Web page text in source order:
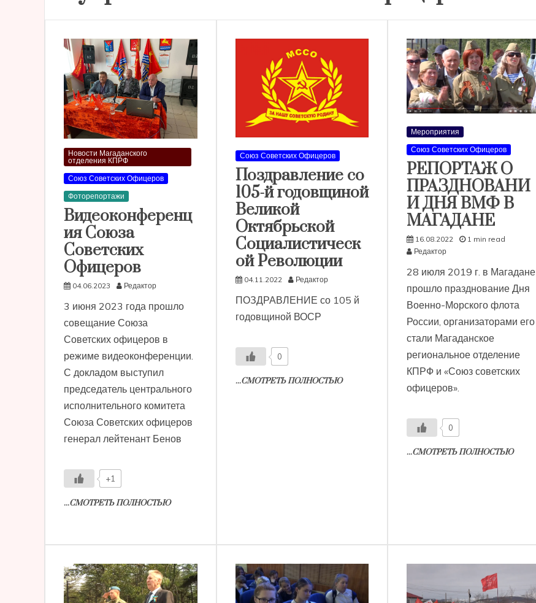
Новости Магаданского
отделения КПРФ
Союз Советских Офицеров
Фоторепортажи
Видеоконференц
ия Союза
Советских
Офицеров
04.06.2023 Редактор
3 июня 2023 года прошло
совещание Союза
Советских офицеров в
режиме видеоконференции.
С докладом выступил
председатель центрального
исполнительного комитета
Союза Советских офицеров
генерал лейтенант Бенов
+1
...СМОТРЕТЬ ПОЛНОСТЬЮ
Союз Советских Офицеров
Поздравление со
105-й годовщиной
Великой
Октябрьской
Социалистическ
ой Революции
04.11.2022 Редактор
ПОЗДРАВЛЕНИЕ со 105 й
годовщиной ВОСР
0
...СМОТРЕТЬ ПОЛНОСТЬЮ
Мероприятия
Союз Советских Офицеров
РЕПОРТАЖ О
ПРАЗДНОВАНИ
И ДНЯ ВМФ В
МАГАДАНЕ
16.08.2022
1 min read
Редактор
28 июля 2019 г. в Магадане
прошло празднование Дня
Военно-Морского флота
России, организаторами его
стали Магаданское
региональное отделение
КПРФ и «Союз советских
офицеров».
0
...СМОТРЕТЬ ПОЛНОСТЬЮ